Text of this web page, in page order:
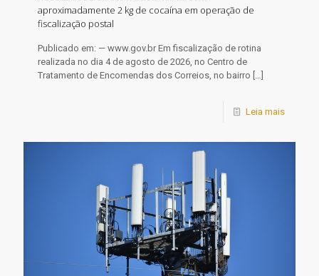
aproximadamente 2 kg de cocaína em operação de
fiscalização postal
Publicado em: — www.gov.br Em fiscalização de rotina
realizada no dia 4 de agosto de 2026, no Centro de
Tratamento de Encomendas dos Correios, no bairro […]
Leia mais